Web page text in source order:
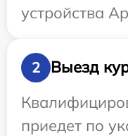
устройства
2
Выезд
приедет по